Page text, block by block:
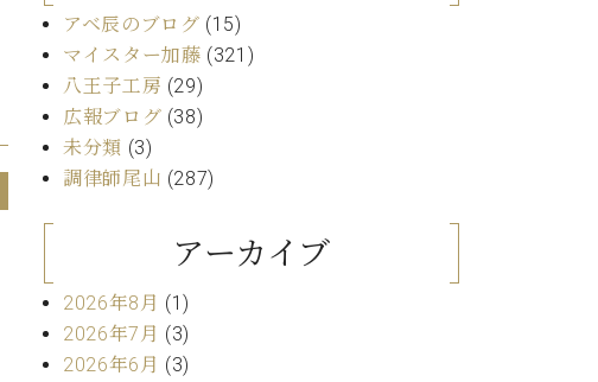
アベ辰のブログ (15)
マイスター加藤 (321)
八王子工房 (29)
広報ブログ (38)
未分類 (3)
調律師尾山 (287)
アーカイブ
2026年8月 (1)
2026年7月 (3)
2026年6月 (3)